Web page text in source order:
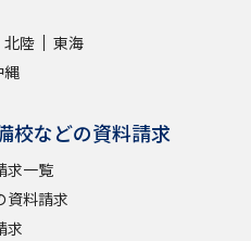
北陸
東海
縄
校などの資料請求
求一覧
資料請求
求